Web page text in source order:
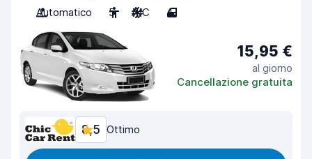
Automatico
5 A/C 4
15,95 €
al giorno
Cancellazione gratuita
8,5 Ottimo